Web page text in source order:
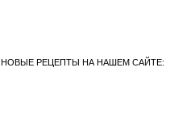
НОВЫЕ РЕЦЕПТЫ НА НАШЕМ САЙТЕ: